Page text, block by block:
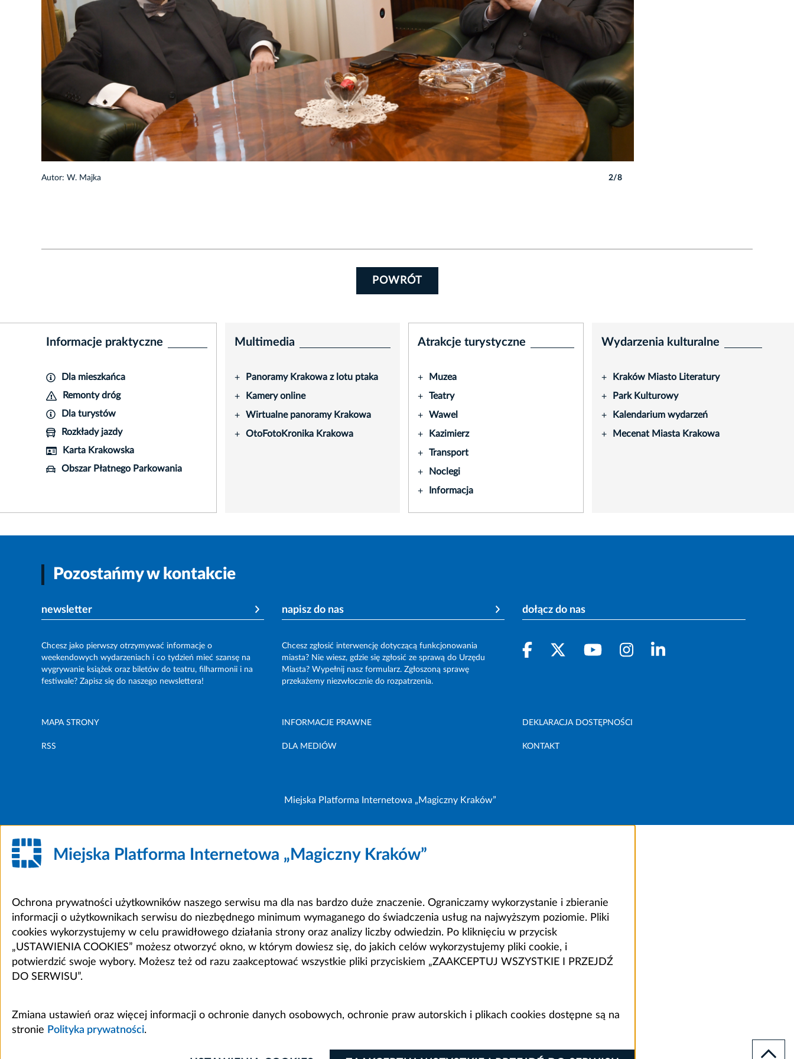
Autor: W. Majka 2/8
POWRÓT
Informacje praktyczne
Dla mieszkańca
Remonty dróg
Dla turystów
Rozkłady jazdy
Karta Krakowska
Obszar Płatnego Parkowania
Multimedia
+ Panoramy Krakowa z lotu ptaka
+ Kamery online
+ Wirtualne panoramy Krakowa
+ OtoFotoKronika Krakowa
Atrakcje turystyczne
+ Muzea
+ Teatry
+ Wawel
+ Kazimierz
+ Transport
+ Noclegi
+ Informacja
Wydarzenia kulturalne
+ Kraków Miasto Literatury
+ Park Kulturowy
+ Kalendarium wydarzeń
+ Mecenat Miasta Krakowa
Pozostańmy w kontakcie
newsletter
Chcesz jako pierwszy otrzymywać informacje o
weekendowych wydarzeniach i co tydzień mieć szansę na
wygrywanie książek oraz biletów do teatru, filharmonii i na
festiwale? Zapisz się do naszego newslettera!
napisz do nas
Chcesz zgłosić interwencję dotyczącą funkcjonowania
miasta? Nie wiesz, gdzie się zgłosić ze sprawą do Urzędu
Miasta? Wypełnij nasz formularz. Zgłoszoną sprawę
przekażemy niezwłocznie do rozpatrzenia.
dołącz do nas
MAPA STRONY INFORMACJE PRAWNE DEKLARACJA DOSTĘPNOŚCI
RSS DLA MEDIÓW KONTAKT
Miejska Platforma Internetowa „Magiczny Kraków”
Miejska Platforma Internetowa „Magiczny Kraków”
Ochrona prywatności użytkowników naszego serwisu ma dla nas bardzo duże znaczenie. Ograniczamy wykorzystanie i zbieranie
informacji o użytkownikach serwisu do niezbędnego minimum wymaganego do świadczenia usług na najwyższym poziomie. Pliki
cookies wykorzystujemy w celu prawidłowego działania strony oraz analizy liczby odwiedzin. Po kliknięciu w przycisk
„USTAWIENIA COOKIES” możesz otworzyć okno, w którym dowiesz się, do jakich celów wykorzystujemy pliki cookie, i
potwierdzić swoje wybory. Możesz też od razu zaakceptować wszystkie pliki przyciskiem „ZAAKCEPTUJ WSZYSTKIE I PRZEJDŹ
DO SERWISU”.
Zmiana ustawień oraz więcej informacji o ochronie danych osobowych, ochronie praw autorskich i plikach cookies dostępne są na
stronie Polityka prywatności.